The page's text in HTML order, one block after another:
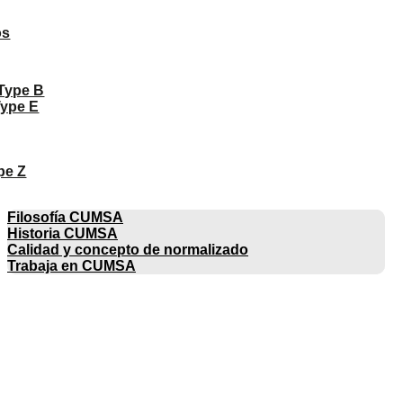
B
E
Z
Filosofía CUMSA
Historia CUMSA
Calidad y concepto de normalizado
Trabaja en CUMSA